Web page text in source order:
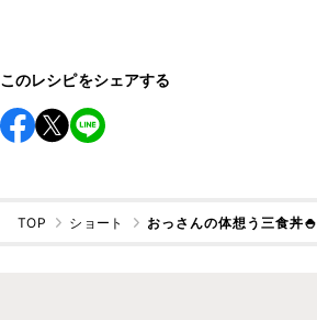
このレシピをシェアする
TOP ショート おっさんの体想う三食丼🍚